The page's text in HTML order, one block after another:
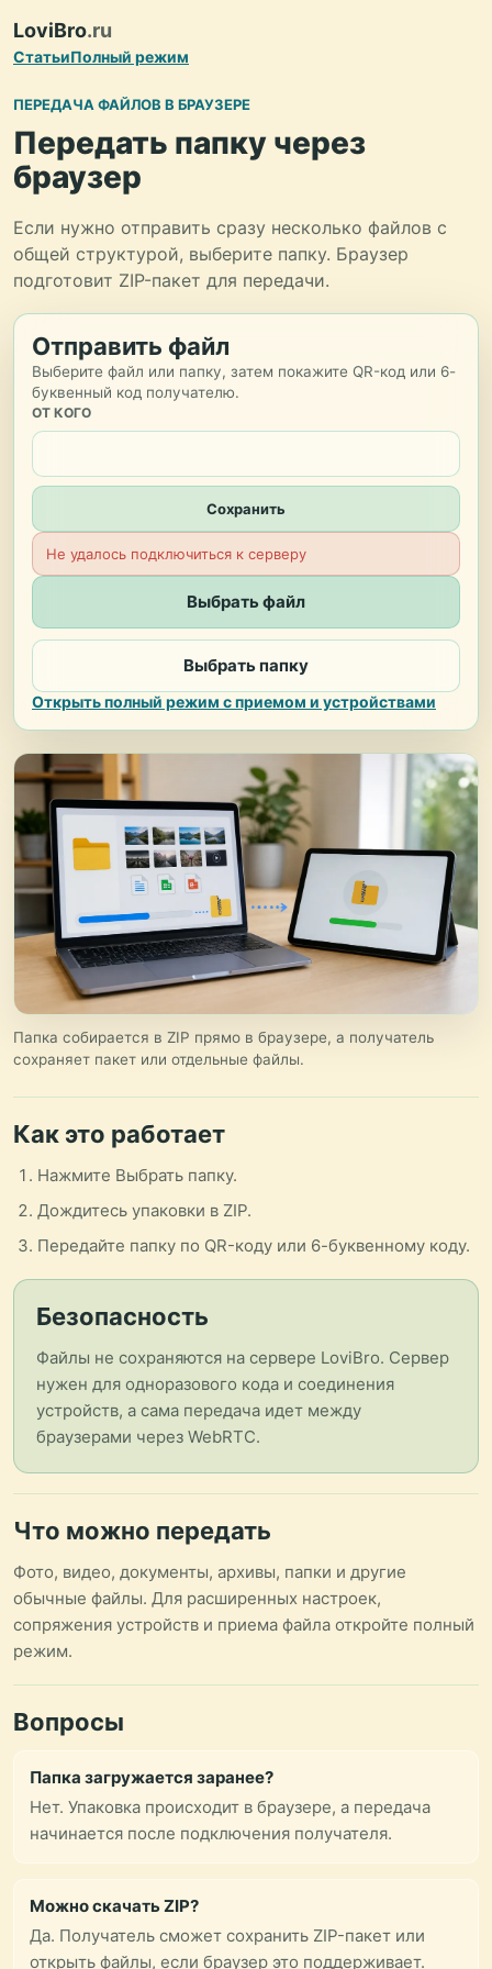
LoviBro.ru
СтатьиПолный режим
ПЕРЕДАЧА ФАЙЛОВ В БРАУЗЕРЕ
Передать папку через
браузер
Если нужно отправить сразу несколько файлов с
общей структурой, выберите папку. Браузер
подготовит ZIP-пакет для передачи.
Отправить файл
Выберите файл или папку, затем покажите QR-код или 6-
буквенный код получателю.
ОТ КОГО
Сохранить
Не удалось подключиться к серверу
Выбрать файл
Выбрать папку
Открыть полный режим с приемом и устройствами
Папка собирается в ZIP прямо в браузере, а получатель
сохраняет пакет или отдельные файлы.
Как это работает
Нажмите Выбрать папку.
Дождитесь упаковки в ZIP.
Передайте папку по QR-коду или 6-буквенному коду.
Безопасность
Файлы не сохраняются на сервере LoviBro. Сервер
нужен для одноразового кода и соединения
устройств, а сама передача идет между
браузерами через WebRTC.
Что можно передать
Фото, видео, документы, архивы, папки и другие
обычные файлы. Для расширенных настроек,
сопряжения устройств и приема файла откройте полный
режим.
Вопросы
Папка загружается заранее?
Нет. Упаковка происходит в браузере, а передача
начинается после подключения получателя.
Можно скачать ZIP?
Да. Получатель сможет сохранить ZIP-пакет или
открыть файлы, если браузер это поддерживает.